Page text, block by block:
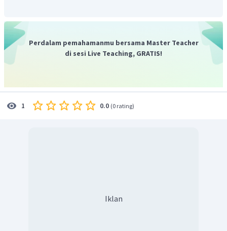
Perdalam pemahamanmu bersama Master Teacher
di sesi Live Teaching, GRATIS!
1 0.0 (0 rating)
Iklan